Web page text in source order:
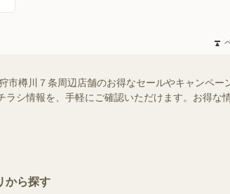
樽川７条周辺店舗のお得なセールやキャンペー
シ情報を、手軽にご確認いただけます。お得な
から探す